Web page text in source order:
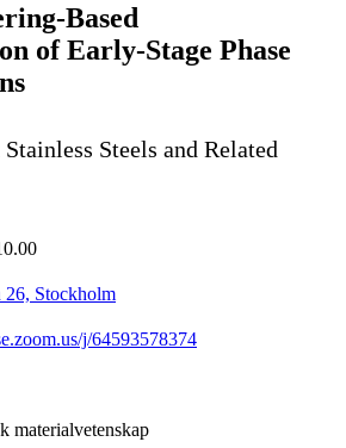
Based
of Early-Stage Phase
Steels and Related
Stockholm
j/64593578374
materialvetenskap